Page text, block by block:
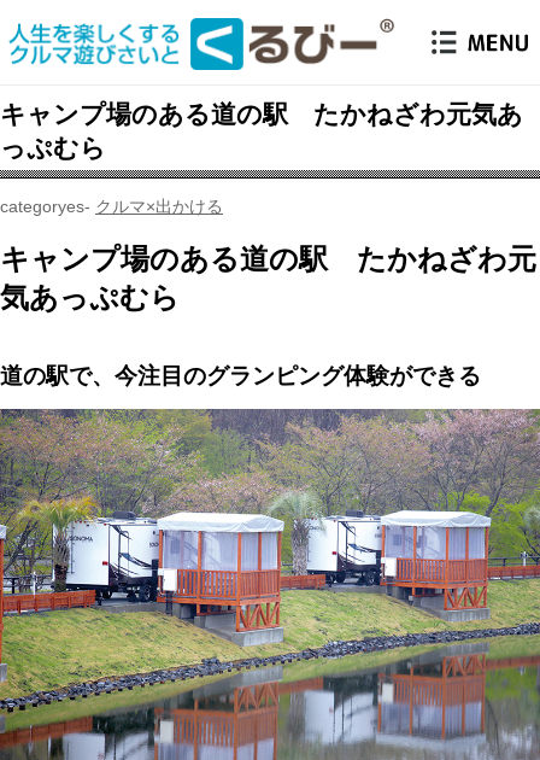
キャンプ場のある道の駅 たかねざわ元気あ
っぷむら
クルマ×出かける
キャンプ場のある道の駅 たかねざわ元
気あっぷむら
道の駅で、今注目のグランピング体験ができる